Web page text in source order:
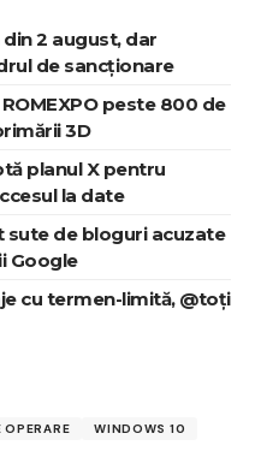
2 august, dar
de sancționare
peste 800 de
3D
planul X pentru
la date
de bloguri acuzate
Google
cu termen-limită, @toți
OPERARE WINDOWS 10